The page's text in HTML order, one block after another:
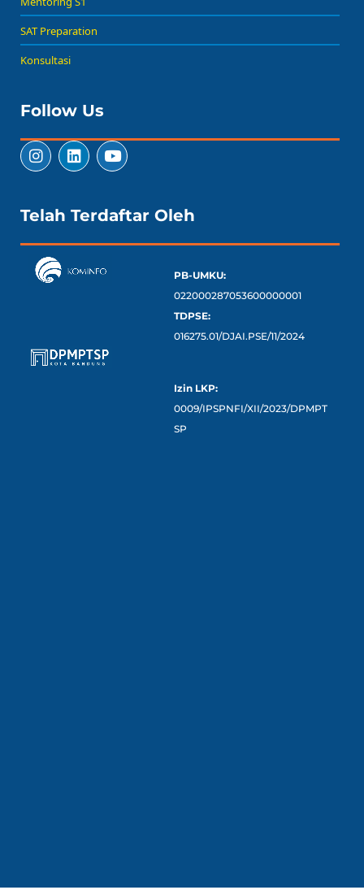
SAT Preparation
Konsultasi
Follow Us
Telah Terdaftar Oleh
PB-UMKU:
022000287053600000001
TDPSE:
016275.01/DJAI.PSE/11/2024
Izin LKP:
0009/IPSPNFI/XII/2023/DPMPT
SP